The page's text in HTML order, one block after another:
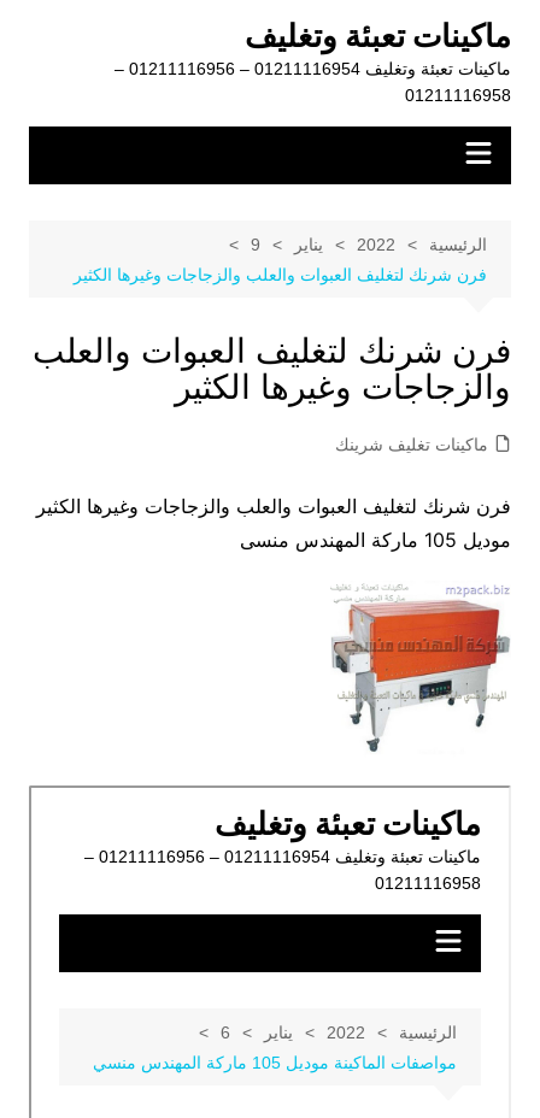
المحتوى
ماكينات تعبئة وتغليف
ماكينات تعبئة وتغليف 01211116954 – 01211116956 –
01211116958
الرئيسية 2022 يناير
9
فرن شرنك لتغليف العبوات والعلب والزجاجات وغيرها الكثير
فرن شرنك لتغليف العبوات والعلب
والزجاجات وغيرها الكثير
ماكينات تغليف شرينك
فرن شرنك لتغليف العبوات والعلب والزجاجات وغيرها الكثير
موديل 105 ماركة المهندس منسى